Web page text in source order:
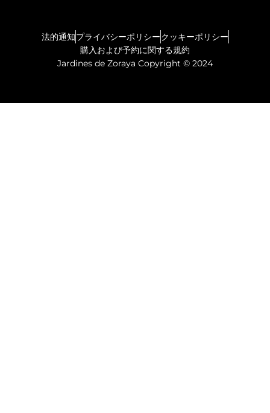
法的通知プライバシーポリシークッキーポリシー
購入および予約に関する規約
Jardines de Zoraya Copyright © 2024